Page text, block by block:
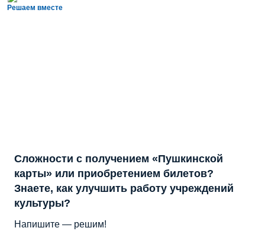
Решаем вместе
Сложности с получением «Пушкинской
карты» или приобретением билетов?
Знаете, как улучшить работу учреждений
культуры?
Напишите — решим!